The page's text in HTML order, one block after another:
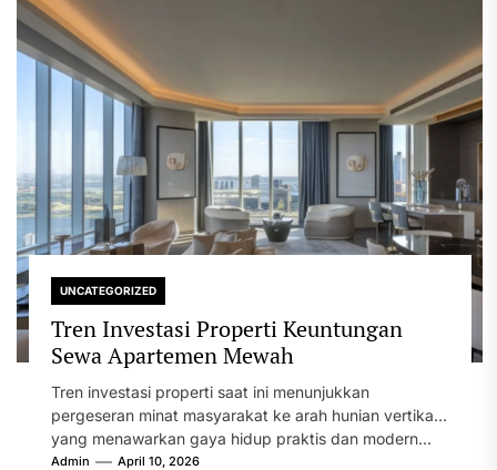
UNCATEGORIZED
Tren Investasi Properti Keuntungan
Sewa Apartemen Mewah
Tren investasi properti saat ini menunjukkan
pergeseran minat masyarakat ke arah hunian vertikal
yang menawarkan gaya hidup praktis dan modern...
Admin April 10, 2026